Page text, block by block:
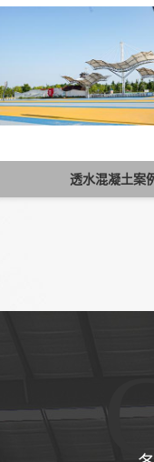
透水混凝土案